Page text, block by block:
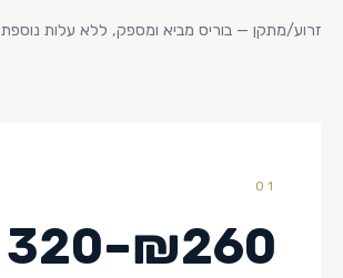
זרוע/מתקן — בוריס מביא ומספק, ללא עלות נוספת
01
₪260–320